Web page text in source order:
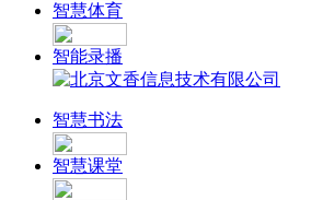
智慧体育
智能录播
智慧书法
智慧课堂